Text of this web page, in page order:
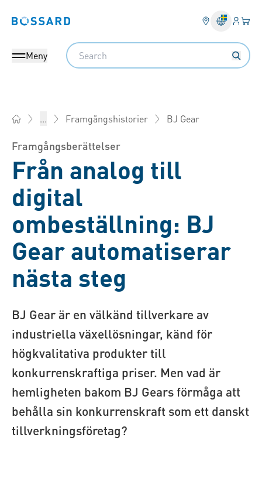
Bossard homepage Din
Meny
Search
... Framgångshistorier BJ Gear
Framgångsberättelser
Från analog till
digital
ombeställning: BJ
Gear automatiserar
nästa steg
BJ Gear är en välkänd tillverkare av
industriella växellösningar, känd för
högkvalitativa produkter till
konkurrenskraftiga priser. Men vad är
hemligheten bakom BJ Gears förmåga att
behålla sin konkurrenskraft som ett danskt
tillverkningsföretag?